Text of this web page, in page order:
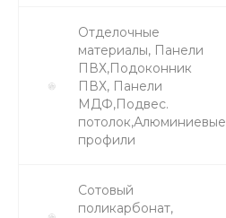
Отделочные
материалы, Панели
ПВХ,Подоконник
ПВХ, Панели
МДФ,Подвес.
потолок,Алюминиевые
профили
Сотовый
поликарбонат,